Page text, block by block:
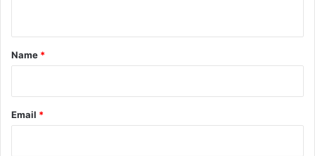
*
Name *
Email *